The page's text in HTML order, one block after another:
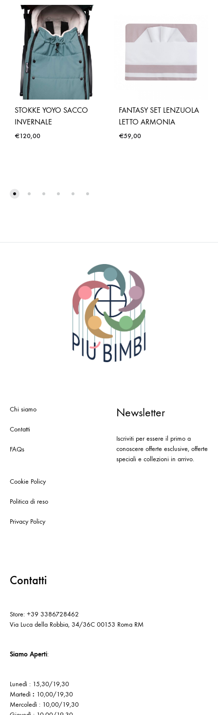
STOKKE YOYO SACCO
INVERNALE
€120,00
FANTASY SET LENZUOLA
LETTO ARMONIA
€59,00
Chi siamo
Contatti
FAQs
Cookie Policy
Politica di reso
Privacy Policy
Newsletter
Iscriviti per essere il primo a
conoscere offerte esclusive, offerte
speciali e collezioni in arrivo.
Contatti
Store: +39 3386728462
Via Luca della Robbia, 34/36C 00153 Roma RM
Siamo Aperti:
Lunedì : 15,30/19,30
Martedì : 10,00/19,30
Mercoledì : 10,00/19,30